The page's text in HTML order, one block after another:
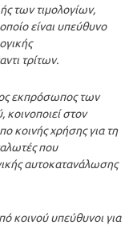
των τιμολογίων,
είναι υπεύθυνο
τρίτων.
εκπρόσωπος των
στον
κοινής χρήσης για τη
που
αυτοκατανάλωσης
κοινού υπεύθυνοι για